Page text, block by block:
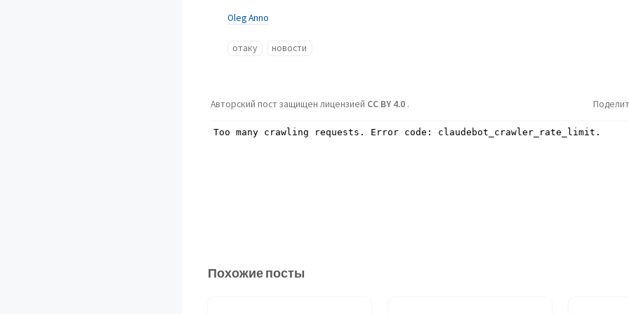
Oleg Anno
отаку новости
Авторский пост защищен лицензией CC BY 4.0 .
Похожие посты